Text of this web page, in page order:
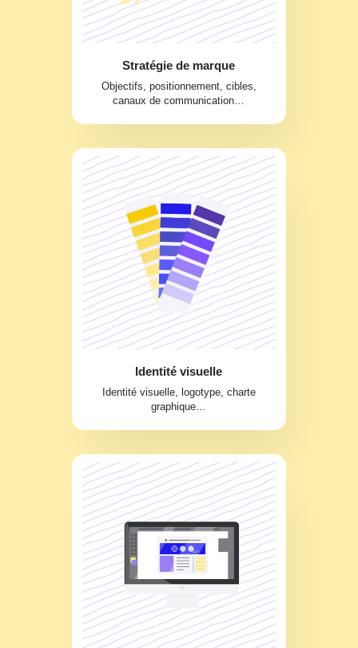
Stratégie de marque
Objectifs, positionnement, cibles,
canaux de communication…
Identité visuelle
Identité visuelle, logotype, charte
graphique…